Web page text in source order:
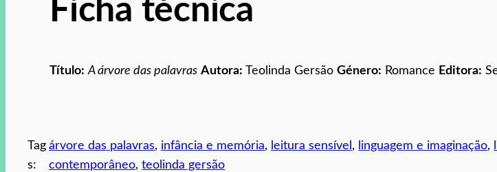
Ficha técnica
Título: A árvore das palavras Autora: Teolinda Gersão Género: Romance Editora:
Tag
s:
árvore das palavras, infância e memória, leitura sensível , linguagem e imaginação,
contemporâneo, teolinda gersão